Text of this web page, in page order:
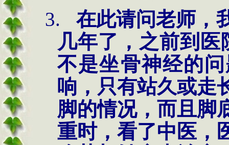
3.
在此请问老师，
几年了，之前到医
不是坐骨神经的
响，只有站久或走
脚的情况，而且脚
重时，看了中医，